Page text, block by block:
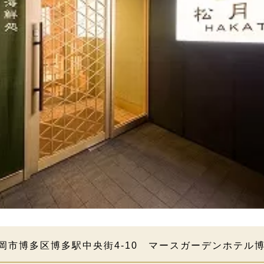
市博多区博多駅中央街4-10 マースガーデンホテル